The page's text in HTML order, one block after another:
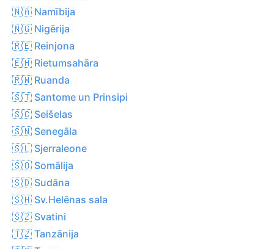
🇳🇦 Namībija
🇳🇬 Nigērija
🇷🇪 Reinjona
🇪🇭 Rietumsahāra
🇷🇼 Ruanda
🇸🇹 Santome un Prinsipi
🇸🇨 Seišelas
🇸🇳 Senegāla
🇸🇱 Sjerraleone
🇸🇴 Somālija
🇸🇩 Sudāna
🇸🇭 Sv.Helēnas sala
🇸🇿 Svatini
🇹🇿 Tanzānija